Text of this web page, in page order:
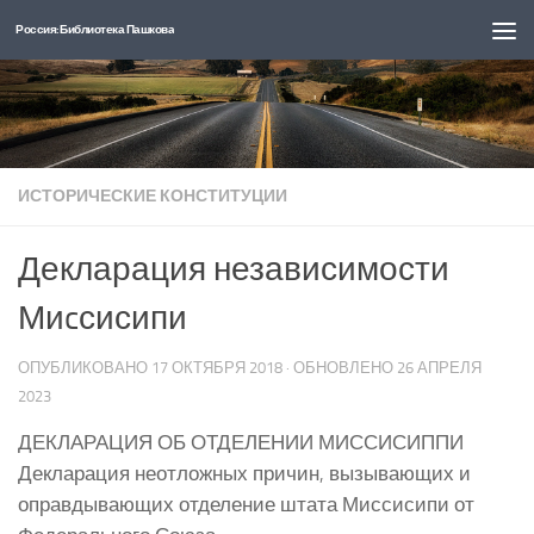
Перейти к содержимому
Россия: Библиотека Пашкова
ИСТОРИЧЕСКИЕ КОНСТИТУЦИИ
Декларация независимости
Миcсисипи
ОПУБЛИКОВАНО 17 ОКТЯБРЯ 2018 · ОБНОВЛЕНО 26 АПРЕЛЯ
2023
ДЕКЛАРАЦИЯ ОБ ОТДЕЛЕНИИ МИССИСИППИ
Декларация неотложных причин, вызывающих и
оправдывающих отделение штата Миссисипи от